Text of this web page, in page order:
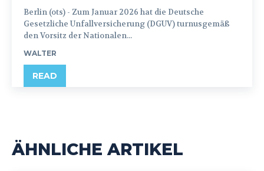
Berlin (ots) - Zum Januar 2026 hat die Deutsche
Gesetzliche Unfallversicherung (DGUV) turnusgemäß
den Vorsitz der Nationalen...
WALTER
READ
ÄHNLICHE ARTIKEL